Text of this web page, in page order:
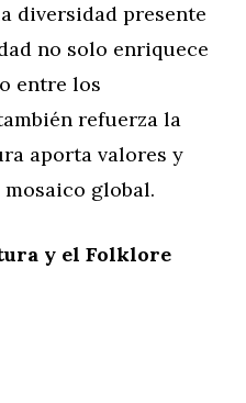
diversidad presente
no solo enriquece
entre los
refuerza la
aporta valores y
global.
y el Folklore